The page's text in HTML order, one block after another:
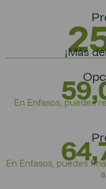
¡Más
En Enfasos, puedes
En Enfasos, puedes